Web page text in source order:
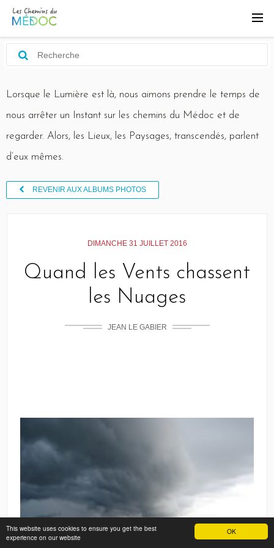
OK
This website uses cookies to ensure you get the best
experience on our website
Lorsque le Lumière est là, nous aimons prendre le temps de
nous arrêter un Instant sur les chemins du Médoc et de
regarder. Alors, les Lieux, les Paysages, transcendés, parlent
d’eux mêmes.
REVENIR AUX ALBUMS PHOTOS
DIMANCHE 31 JUILLET 2016
Quand les Vents chassent
les Nuages
JEAN LE GABIER